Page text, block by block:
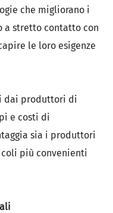
che migliorano i
a stretto contatto con
le loro esigenze
dai produttori di
e costi di
sia i produttori
più convenienti